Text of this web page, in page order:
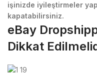
işinizde iyileştirmeler
kapatabilirsiniz.
eBay
Dikkat